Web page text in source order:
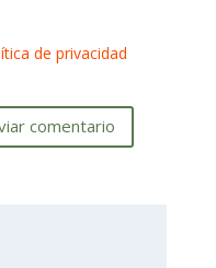
de privacidad
comentario